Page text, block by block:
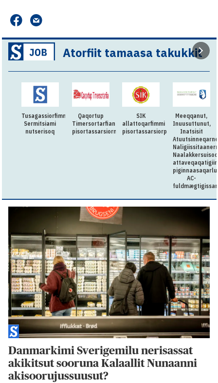
Atorfiit tamaasa takukkit
Tusagassiorfimmi
Sermitsiami
nutserisoq
Qaqortup
Timersortarfianut
pisortassarsiorneq
SIK
allattoqarfimmi
pisortassarsiorpoq
Meeqqanut,
Inuusuttunut,
Inatsisit
AC-
Danmarkimi Sverigemilu nerisassat
akikitsut sooruna Kalaallit Nunaanni
akisoorujussuusut?